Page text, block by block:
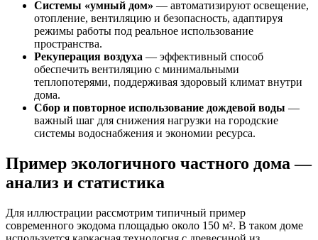
Системы «умный дом» — автоматизируют освещение,
отопление, вентиляцию и безопасность, адаптируя
режимы работы под реальное использование
пространства.
Рекуперация воздуха — эффективный способ
обеспечить вентиляцию с минимальными
теплопотерями, поддерживая здоровый климат внутри
дома.
Сбор и повторное использование дождевой воды —
важный шаг для снижения нагрузки на городские
системы водоснабжения и экономии ресурса.
Пример экологичного частного дома —
анализ и статистика
Для иллюстрации рассмотрим типичный пример
современного экодома площадью около 150 м². В таком доме